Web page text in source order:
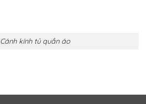
Cánh kính tủ quần áo